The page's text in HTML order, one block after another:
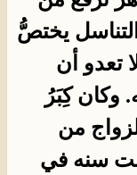
يختصُّ
تعدو أن
وكان كِبَرُ
من
سنه في